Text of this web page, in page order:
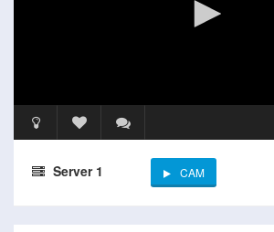
Server 1 CAM